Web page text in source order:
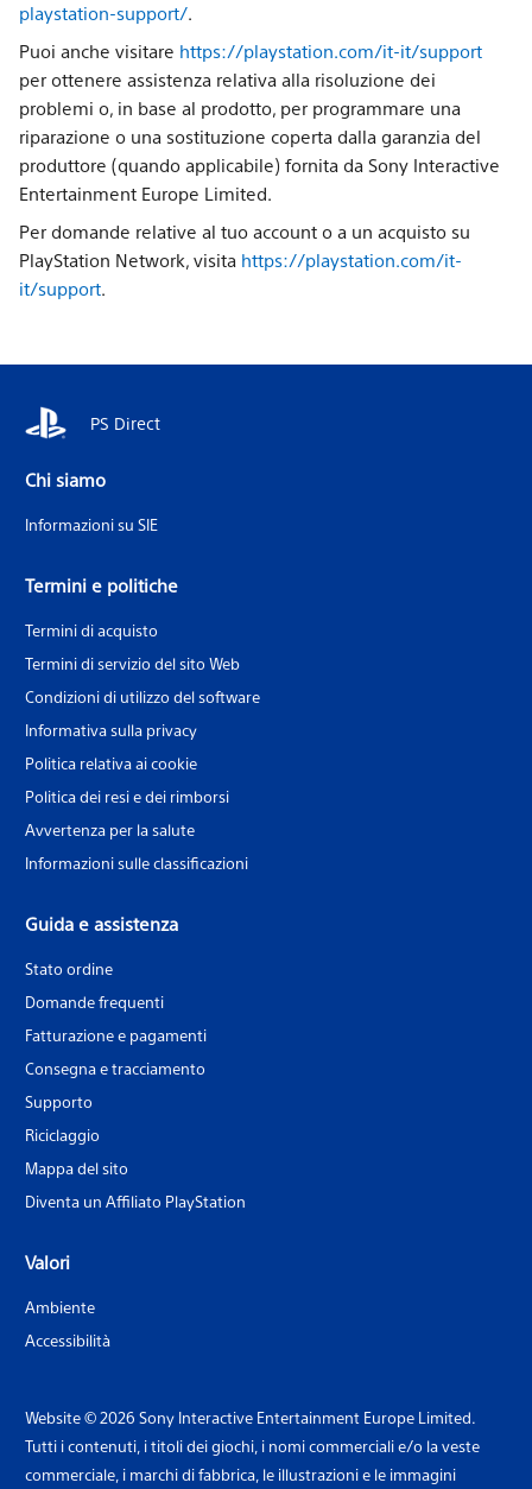
playstation-support/.
Puoi anche visitare https://playstation.com/it-it/support
per ottenere assistenza relativa alla risoluzione dei
problemi o, in base al prodotto, per programmare una
riparazione o una sostituzione coperta dalla garanzia del
produttore (quando applicabile) fornita da Sony Interactive
Entertainment Europe Limited.
Per domande relative al tuo account o a un acquisto su
PlayStation Network, visita https://playstation.com/it-
it/support.
PS Direct
Chi siamo
Informazioni su SIE
Termini e politiche
Termini di acquisto
Termini di servizio del sito Web
Condizioni di utilizzo del software
Informativa sulla privacy
Politica relativa ai cookie
Politica dei resi e dei rimborsi
Avvertenza per la salute
Informazioni sulle classificazioni
Guida e assistenza
Stato ordine
Domande frequenti
Fatturazione e pagamenti
Consegna e tracciamento
Supporto
Riciclaggio
Mappa del sito
Diventa un Affiliato PlayStation
Valori
Ambiente
Accessibilità
Website © 2026 Sony Interactive Entertainment Europe Limited.
Tutti i contenuti, i titoli dei giochi, i nomi commerciali e/o la veste
commerciale, i marchi di fabbrica, le illustrazioni e le immagini